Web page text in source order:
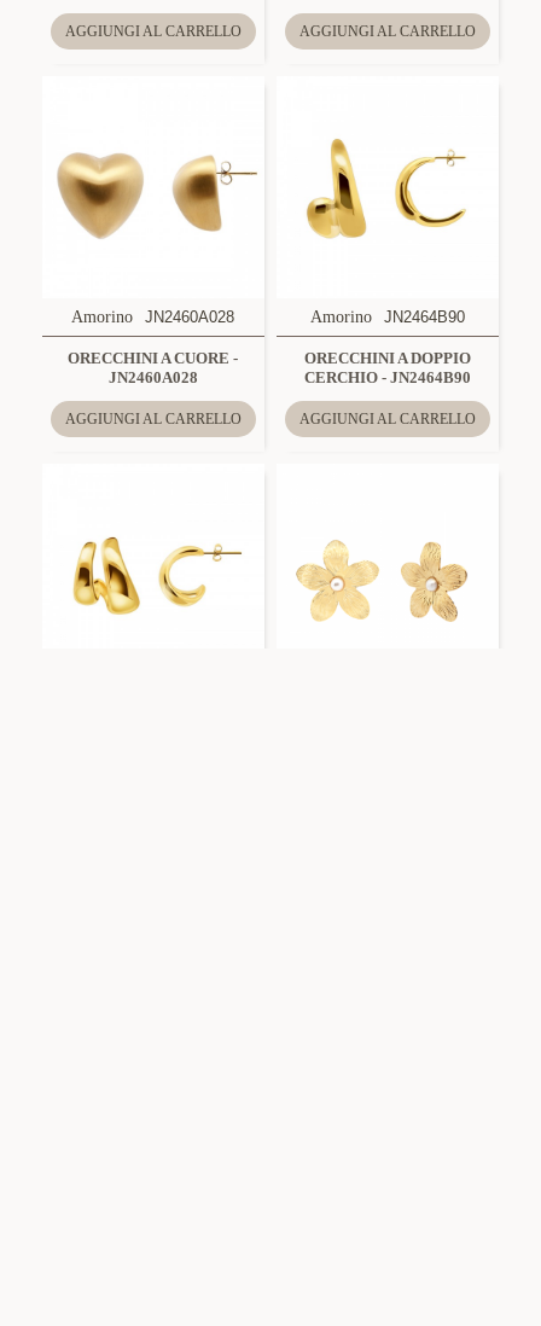
AGGIUNGI AL CARRELLO AGGIUNGI AL CARRELLO
Amorino JN2460A028
ORECCHINI A CUORE -
JN2460A028
AGGIUNGI AL CARRELLO
Amorino JN2464B90
ORECCHINI A DOPPIO
CERCHIO - JN2464B90
AGGIUNGI AL CARRELLO